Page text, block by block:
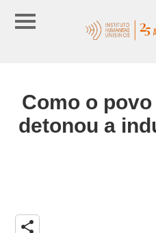
Como o
detonou a
share